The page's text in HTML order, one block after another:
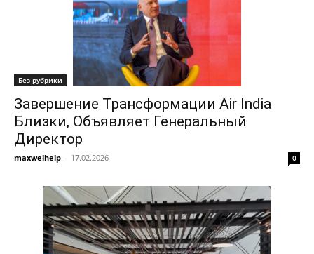
Без рубрики
Завершение Трансформации Air India
Близки, Объявляет Генеральный
Директор
maxwelhelp - 17.02.2026 0